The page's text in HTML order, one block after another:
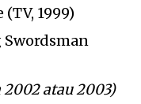
1999)
2002 atau 2003)